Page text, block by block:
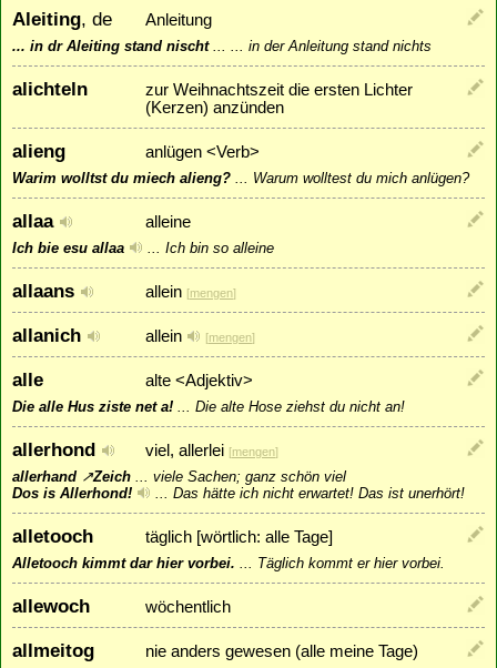
Aleiting, de Anleitung
... in dr Aleiting stand nischt... ... in der Anleitung stand nichts
alichteln
zur Weihnachtszeit die ersten Lichter
(Kerzen) anzünden
alieng anlügen <Verb>
Warim wolltst du miech alieng? ... Warum wolltest du mich anlügen?
allaa alleine
Ich bie esu allaa ... Ich bin so alleine
allaans allein [mengen]
allanich allein [mengen]
alle alte <Adjektiv>
Die alle Hus ziste net a! ... Die alte Hose ziehst du nicht an!
allerhond viel, allerlei [mengen]
allerhand ↗Zeich ... viele Sachen; ganz schön viel
Dos is Allerhond!
... Das hätte ich nicht erwartet! Das ist unerhört!
alletooch täglich [wörtlich: alle Tage]
Alletooch kimmt dar hier vorbei. ... Täglich kommt er hier vorbei.
allewoch wöchentlich
allmeitog nie anders gewesen (alle meine Tage)